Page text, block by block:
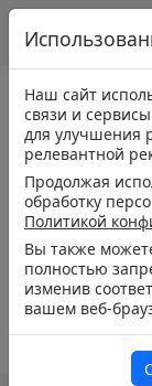
Наш сайт
связи и
для улучшения
релевантной
Продолжая
обработку
Политикой
Вы также
полностью
изменив
вашем веб-